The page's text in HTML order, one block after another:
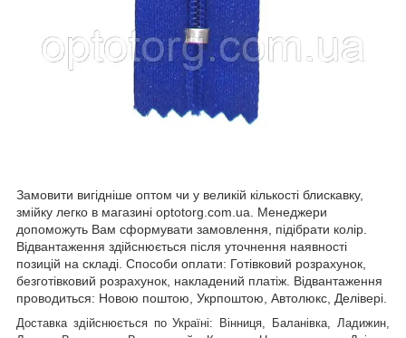
Замовити вигідніше оптом чи у великій кількості блискавку,
змійку легко в магазині optotorg.com.ua. Менеджери
допоможуть Вам сформувати замовлення, підібрати колір.
Відвантаження здійснюється після уточнення наявності
позицій на складі. Способи оплати: Готівковий розрахунок,
безготівковий розрахунок, накладений платіж. Відвантаження
проводиться: Новою поштою, Укрпоштою, Автолюкс, Делівері.
Доставка здійснюється по Україні: Вінниця, Баланівка, Ладижин,